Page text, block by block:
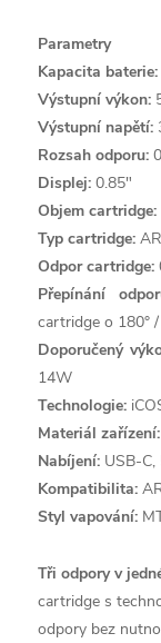
Parametry
Kapacita baterie:
Výstupní výkon:
Výstupní napětí:
Rozsah odporu:
Displej: 0.85"
Objem cartridge:
Typ cartridge:
Odpor cartridge:
Přepínání
cartridge o 180°
Doporučený
14W
Technologie:
Materiál zařízení:
Nabíjení: USB-
Kompatibilita:
Styl vapování:
Tři odpory v
cartridge s
odpory bez